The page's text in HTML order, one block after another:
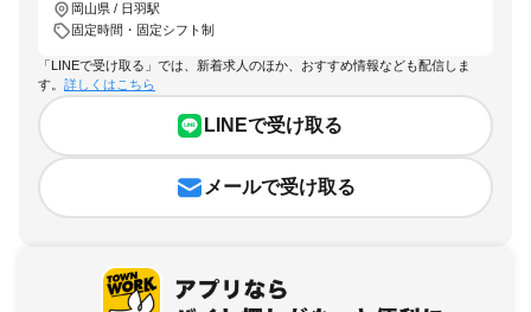
岡山県 / 日羽駅
固定時間・固定シフト制
「LINEで受け取る」では、新着求人のほか、おすすめ情報なども配信しま
す。 詳しくはこちら
LINEで受け取る
メールで受け取る